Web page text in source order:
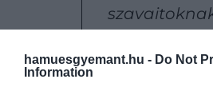
hamuesgyemant.hu - Do Not
Information
támadása